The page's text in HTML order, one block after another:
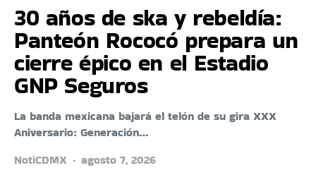
30 años de ska y rebeldía:
Panteón Rococó prepara un
cierre épico en el Estadio
GNP Seguros
La banda mexicana bajará el telón de su gira XXX
Aniversario: Generación…
NotiCDMX
agosto 7, 2026